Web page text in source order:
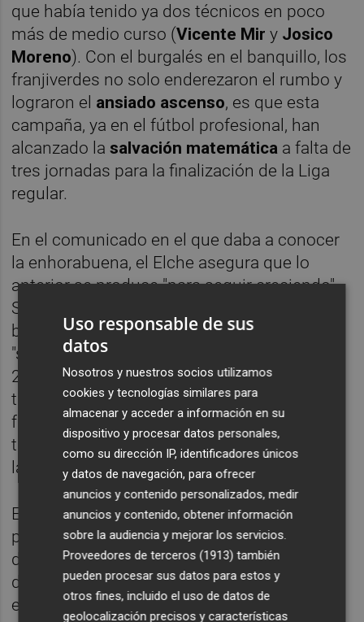
que había tenido ya dos técnicos en poco
más de medio curso (Vicente Mir y Josico
Moreno). Con el burgalés en el banquillo, los
franjiverdes no solo enderezaron el rumbo y
lograron el ansiado ascenso, es que esta
campaña, ya en el fútbol profesional, han
alcanzado lasalvación matemática a falta de
tres jornadas para la finalización de la Liga
regular.
En el comunicado en el que daba a conocer
la enhorabuena, el Elche asegura que lo
anterior se produce "para seguir creciendo".
Se refiere al entrenador como "líder del
banquillo" y afirma que con su continuidad
"se pone la primera piedra del proyecto
2019/20". "Juntos seguimos, con ganas de
trabajar para consolidar a la entidad en el
fútbol profesional y con el deseo de que
tanto Pacheta como el Elche crezcamos de
la mano", prosigue el mismo.
Está previsto que el protagonista, junto al
presidente Diego García y el director
deportivo Nico Rodríguez, ofrezcan más
detalles del acuerdo este jueves al mediodía
en una comparecencia de prensa.
Uso responsable de sus
datos
Nosotros y nuestros socios utilizamos
cookies y tecnologías similares para
almacenar y acceder a información en su
dispositivo y procesar datos personales,
como su dirección IP, identificadores únicos
y datos de navegación, para ofrecer
anuncios y contenido personalizados, medir
anuncios y contenido, obtener información
sobre la audiencia y mejorar los servicios.
Proveedores de terceros (1913) también
pueden procesar sus datos para estos y
otros fines, incluido el uso de datos de
geolocalización precisos y características